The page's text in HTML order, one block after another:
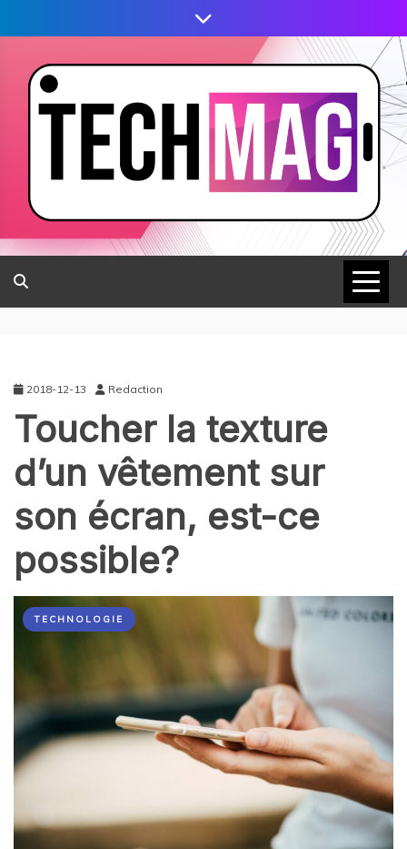
2018-12-13 Redaction
Toucher la texture
d’un vêtement sur
son écran, est-ce
possible?
TECHNOLOGIE